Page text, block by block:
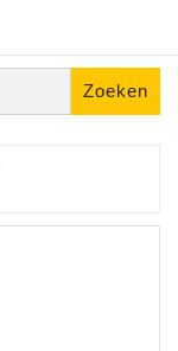
Zoeken